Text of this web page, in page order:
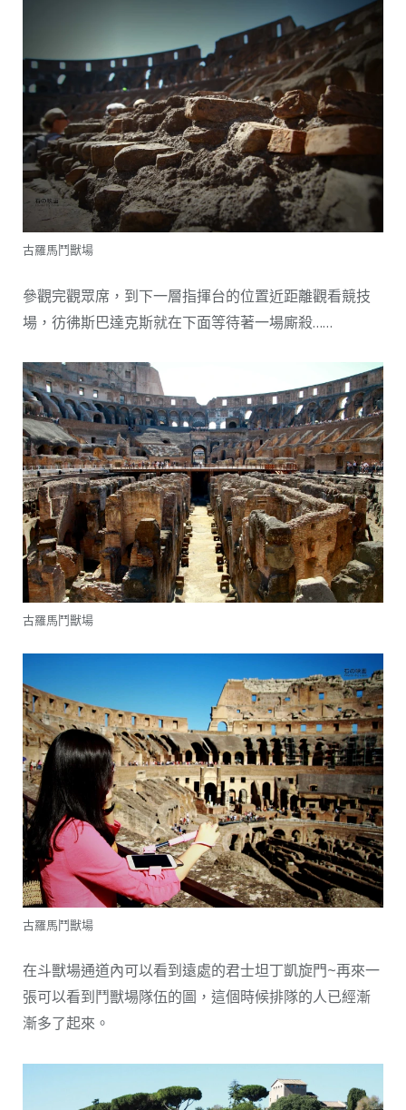
古羅馬鬥獸場
參觀完觀眾席，到下一層指揮台的位置近距離觀看競技
場，彷彿斯巴達克斯就在下面等待著一場廝殺……
古羅馬鬥獸場
古羅馬鬥獸場
在斗獸場通道內可以看到遠處的君士坦丁凱旋門~再來一
張可以看到鬥獸場隊伍的圖，這個時候排隊的人已經漸
漸多了起來。